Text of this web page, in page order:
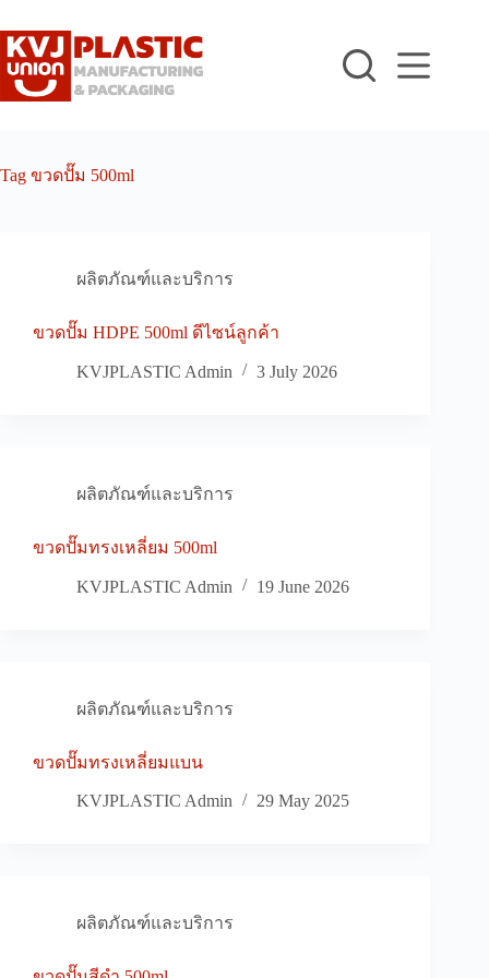
to
content
Tag ขวดปั๊ม 500ml
ผลิตภัณฑ์และบริการ
ขวดปั๊ม HDPE 500ml ดีไซน์ลูกค้า
KVJPLASTIC Admin 3 July 2026
ผลิตภัณฑ์และบริการ
ขวดปั๊มทรงเหลี่ยม 500ml
KVJPLASTIC Admin 19 June 2026
ผลิตภัณฑ์และบริการ
ขวดปั๊มทรงเหลี่ยมแบน
KVJPLASTIC Admin 29 May 2025
ผลิตภัณฑ์และบริการ